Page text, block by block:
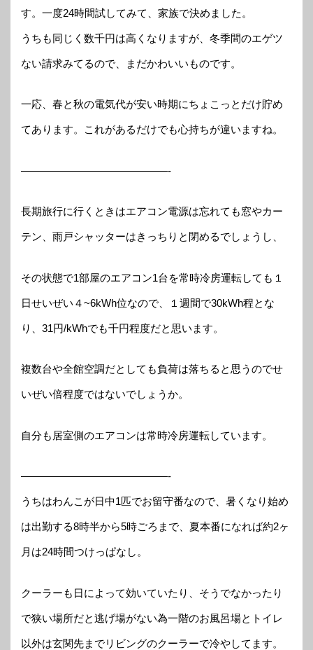
す。一度24時間試してみて、家族で決めました。
うちも同じく数千円は高くなりますが、冬季間のエゲツ
ない請求みてるので、まだかわいいものです。
一応、春と秋の電気代が安い時期にちょこっとだけ貯め
てあります。これがあるだけでも心持ちが違いますね。
——————————————-
長期旅行に行くときはエアコン電源は忘れても窓やカー
テン、雨戸シャッターはきっちりと閉めるでしょうし、
その状態で1部屋のエアコン1台を常時冷房運転しても１
日せいぜい４~6kWh位なので、１週間で30kWh程とな
り、31円/kWhでも千円程度だと思います。
複数台や全館空調だとしても負荷は落ちると思うのでせ
いぜい倍程度ではないでしょうか。
自分も居室側のエアコンは常時冷房運転しています。
——————————————-
うちはわんこが日中1匹でお留守番なので、暑くなり始め
は出勤する8時半から5時ごろまで、夏本番になれば約2ヶ
月は24時間つけっぱなし。
クーラーも日によって効いていたり、そうでなかったり
で狭い場所だと逃げ場がない為一階のお風呂場とトイレ
以外は玄関先までリビングのクーラーで冷やしてます。